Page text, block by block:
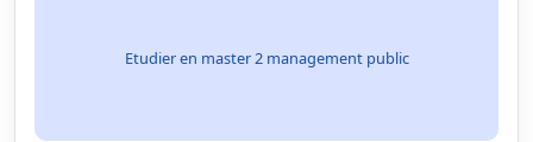
Etudier en master 2 management public